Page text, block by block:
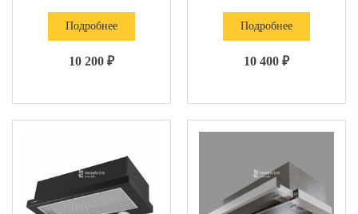
Подробнее
10 200 ₽
Подробнее
10 400 ₽